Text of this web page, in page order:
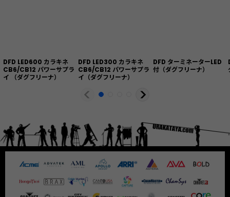
DFD LED600 カラキネ
CB6/CB12 パワーサプラ
イ （ダグフリーナ）
DFD LED300 カラキネ
CB6/CB12 パワーサプラ
イ（ダグフリーナ）
DFD ターミネーターLED
付（ダグフリーナ）